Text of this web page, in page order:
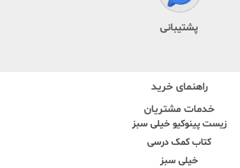
پشتیبانی
راهنمای خرید
خدمات مشتریان
زیست پینوکیو خیلی سبز
کتاب کمک درسی
خیلی سبز